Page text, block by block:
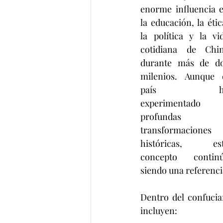
enorme influencia
la educación, la
la política y la
cotidiana de
durante más de
milenios. Aunque
país
experimentado
profundas
transformaciones
históricas,
concepto
siendo una
Dentro del
incluyen: